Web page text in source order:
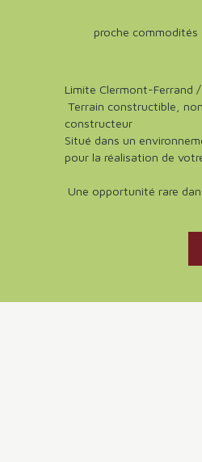
proche commodités
Limite Clermont-Ferrand
Terrain constructible,
constructeur
Situé dans un
pour la réalisation de
Une opportunité rare